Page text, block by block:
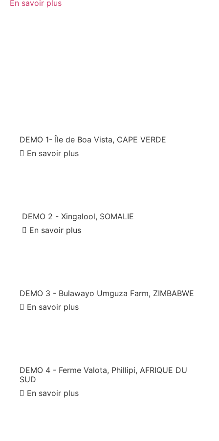
En savoir plus
DEMO 1- Île de Boa Vista, CAPE VERDE
En savoir plus
DEMO 2 - Xingalool, SOMALIE
En savoir plus
DEMO 3 - Bulawayo Umguza Farm, ZIMBABWE
En savoir plus
DEMO 4 - Ferme Valota, Phillipi, AFRIQUE DU
SUD
En savoir plus